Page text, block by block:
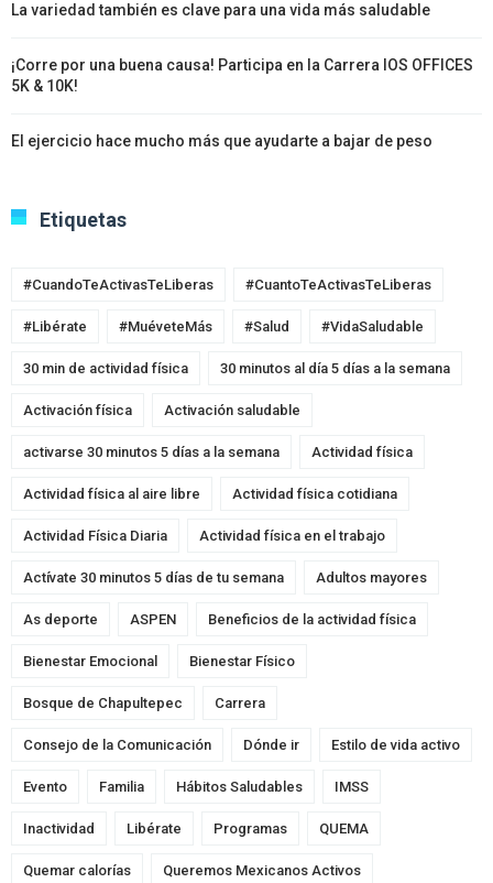
La variedad también es clave para una vida más saludable
¡Corre por una buena causa! Participa en la Carrera IOS OFFICES
5K & 10K!
El ejercicio hace mucho más que ayudarte a bajar de peso
Etiquetas
#CuandoTeActivasTeLiberas #CuantoTeActivasTeLiberas
#Libérate #MuéveteMás #Salud #VidaSaludable
30 min de actividad física 30 minutos al día 5 días a la semana
Activación física Activación saludable
activarse 30 minutos 5 días a la semana Actividad física
Actividad física al aire libre Actividad física cotidiana
Actividad Física Diaria Actividad física en el trabajo
Actívate 30 minutos 5 días de tu semana Adultos mayores
As deporte ASPEN Beneficios de la actividad física
Bienestar Emocional Bienestar Físico
Bosque de Chapultepec Carrera
Consejo de la Comunicación Dónde ir Estilo de vida activo
Evento Familia Hábitos Saludables IMSS
Inactividad Libérate Programas QUEMA
Quemar calorías Queremos Mexicanos Activos